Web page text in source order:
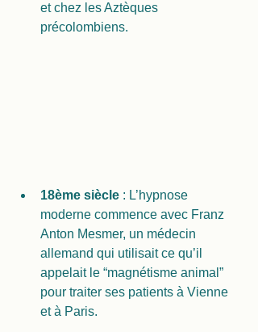
et chez les Aztèques
précolombiens.
18ème siècle : L’hypnose
moderne commence avec Franz
Anton Mesmer, un médecin
allemand qui utilisait ce qu’il
appelait le “magnétisme animal”
pour traiter ses patients à Vienne
et à Paris.